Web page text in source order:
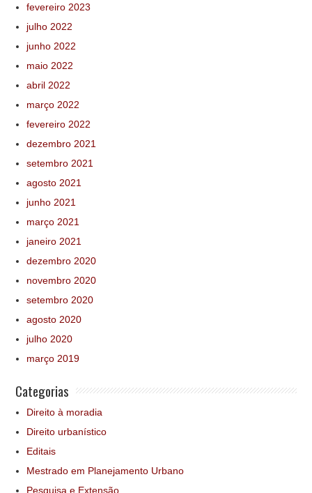
fevereiro 2023
julho 2022
junho 2022
maio 2022
abril 2022
março 2022
fevereiro 2022
dezembro 2021
setembro 2021
agosto 2021
junho 2021
março 2021
janeiro 2021
dezembro 2020
novembro 2020
setembro 2020
agosto 2020
julho 2020
março 2019
Categorias
Direito à moradia
Direito urbanístico
Editais
Mestrado em Planejamento Urbano
Pesquisa e Extensão